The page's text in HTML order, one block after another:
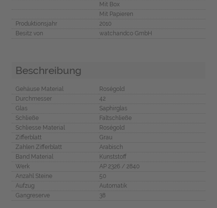
Mit Box
Mit Papieren
Produktionsjahr
2010
Besitz von
watchandco GmbH
Beschreibung
Gehäuse Material
Roségold
Durchmesser
42
Glas
Saphirglas
Schließe
Faltschließe
Schliesse Material
Roségold
Zifferblatt
Grau
Zahlen Zifferblatt
Arabisch
Band Material
Kunststoff
Werk
AP 2326 / 2840
Anzahl Steine
50
Aufzug
Automatik
Gangreserve
38